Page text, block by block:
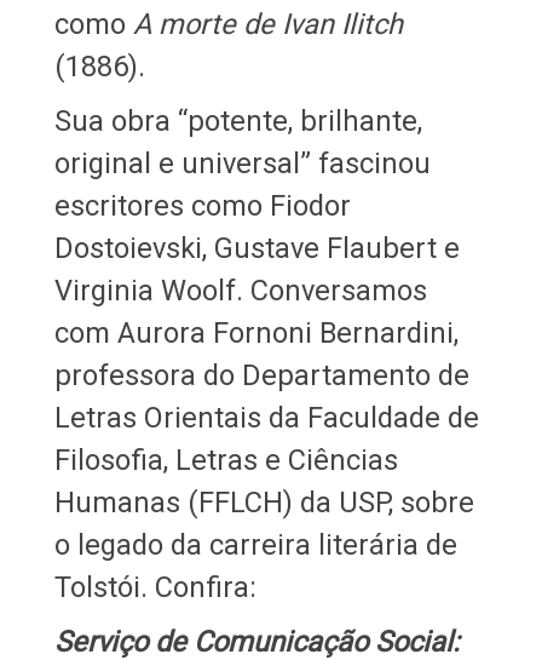
como A morte de Ivan Ilitch
(1886).
Sua obra “potente, brilhante,
original e universal” fascinou
escritores como Fiodor
Dostoievski, Gustave Flaubert e
Virginia Woolf. Conversamos
com Aurora Fornoni Bernardini,
professora do Departamento de
Letras Orientais da Faculdade de
Filosofia, Letras e Ciências
Humanas (FFLCH) da USP, sobre
o legado da carreira literária de
Tolstói. Confira:
Serviço de Comunicação Social: